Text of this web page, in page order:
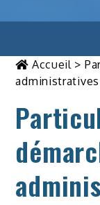
Accueil>
administratives